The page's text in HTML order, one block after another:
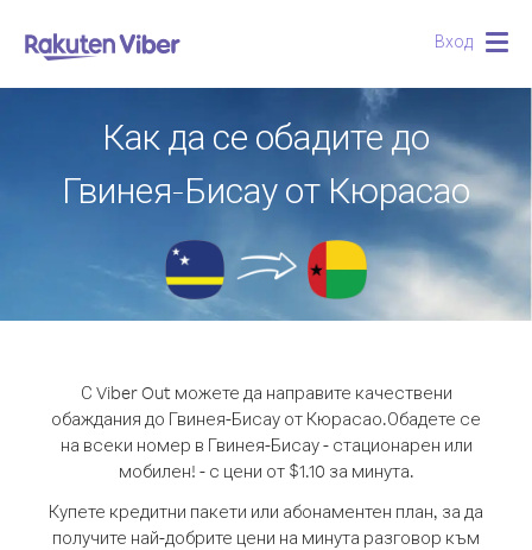
Вход
Как да се обадите до
Гвинея-Бисау от Кюрасао
С Viber Out можете да направите качествени
обаждания до Гвинея-Бисау от Кюрасао.Обадете се
на всеки номер в Гвинея-Бисау - стационарен или
мобилен! - с цени от $1.10 за минута.
Купете кредитни пакети или абонаментен план, за да
получите най-добрите цени на минута разговор към